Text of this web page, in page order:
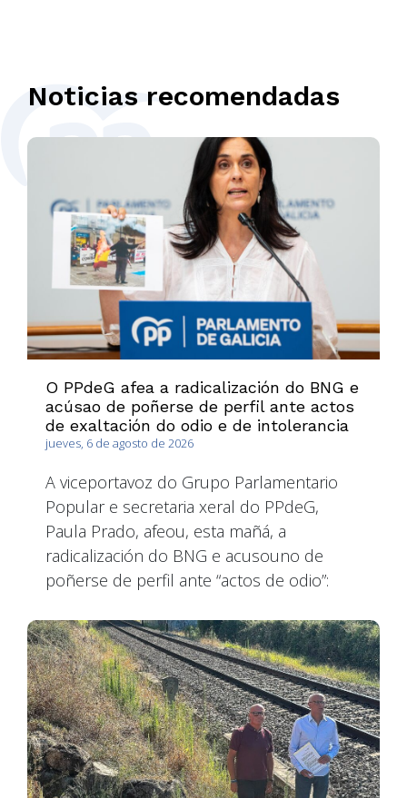
Noticias recomendadas
O PPdeG afea a radicalización do BNG e
acúsao de poñerse de perfil ante actos
de exaltación do odio e de intolerancia
jueves, 6 de agosto de 2026
A viceportavoz do Grupo Parlamentario
Popular e secretaria xeral do PPdeG,
Paula Prado, afeou, esta mañá, a
radicalización do BNG e acusouno de
poñerse de perfil ante “actos de odio”: